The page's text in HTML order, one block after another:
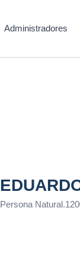
Administradores
Persona Natural.